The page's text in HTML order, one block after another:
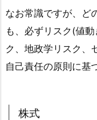
なお常識ですが、ど
も、必ずリスク(値
ク、地政学リスク、
自己責任の原則に基
株式